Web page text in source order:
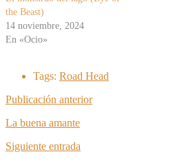
the Beast)
14 noviembre, 2024
En «Ocio»
Tags: Road Head
Publicación anterior
La buena amante
Siguiente entrada